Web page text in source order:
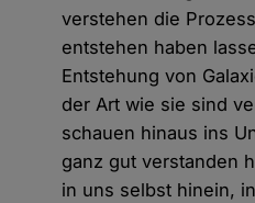
verstehen die
entstehen haben
Entstehung von
der Art wie sie sind
schauen hinaus ins
ganz gut verstanden
in uns selbst hinein,